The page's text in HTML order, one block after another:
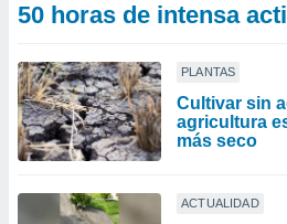
50 horas de intensa
PLANTAS
Cultivar sin
agricultura
más seco
ACTUALIDAD